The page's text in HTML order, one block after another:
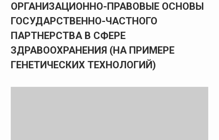
ОРГАНИЗАЦИОННО-ПРАВОВЫЕ ОСНОВЫ
ГОСУДАРСТВЕННО-ЧАСТНОГО
ПАРТНЕРСТВА В СФЕРЕ
ЗДРАВООХРАНЕНИЯ (НА ПРИМЕРЕ
ГЕНЕТИЧЕСКИХ ТЕХНОЛОГИЙ)